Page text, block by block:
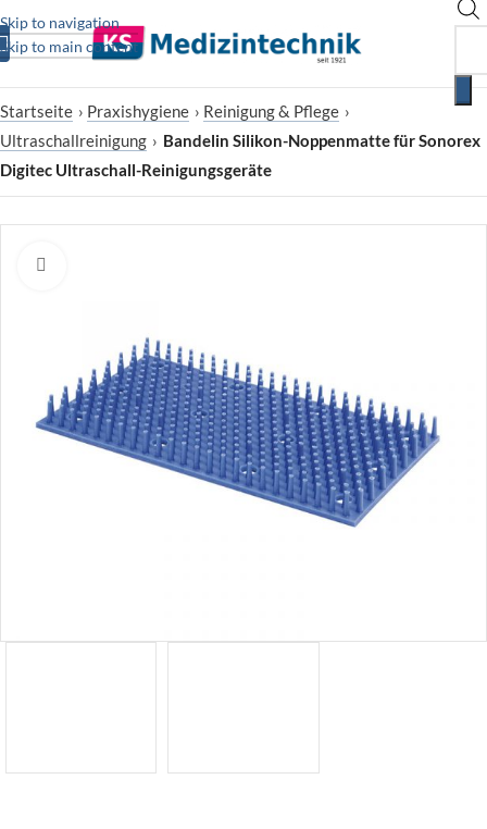
Skip to navigation
Skip to main content
Startseite › Praxishygiene › Reinigung & Pflege ›
Ultraschallreinigung › Bandelin Silikon-Noppenmatte für Sonorex
Digitec Ultraschall-Reinigungsgeräte